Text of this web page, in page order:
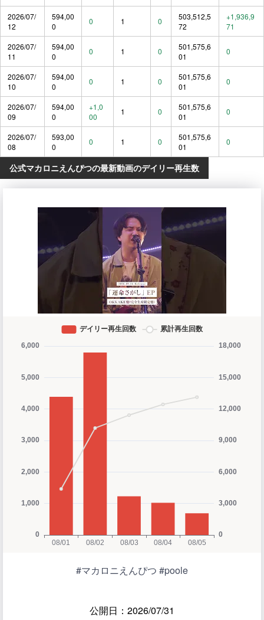
2026/07/
12
594,00
0
0 1 0
503,512,5
72
+1,936,9
71
2026/07/
11
594,00
0
0 1 0
501,575,6
01
0
2026/07/
10
594,00
0
0 1 0
501,575,6
01
0
2026/07/
09
594,00
0
+1,0
00
1 0
501,575,6
01
0
2026/07/
08
593,00
0
0 1 0
501,575,6
01
0
公式マカロニえんぴつの最新動画のデイリー再生数
#マカロニえんぴつ #poole
公開日：2026/07/31